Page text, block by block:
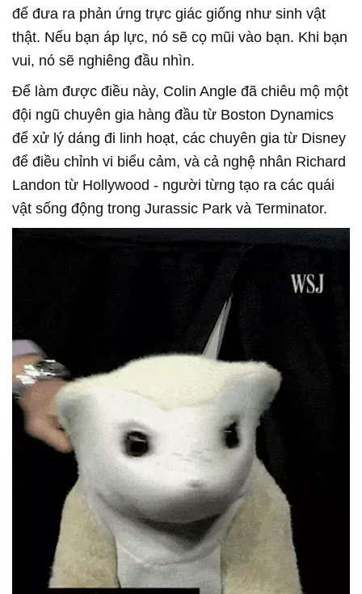
để đưa ra phản ứng trực giác giống như sinh vật
thật. Nếu bạn áp lực, nó sẽ cọ mũi vào bạn. Khi bạn
vui, nó sẽ nghiêng đầu nhìn.
Để làm được điều này, Colin Angle đã chiêu mộ một
đội ngũ chuyên gia hàng đầu từ Boston Dynamics
để xử lý dáng đi linh hoạt, các chuyên gia từ Disney
để điều chỉnh vi biểu cảm, và cả nghệ nhân Richard
Landon từ Hollywood - người từng tạo ra các quái
vật sống động trong Jurassic Park và Terminator.